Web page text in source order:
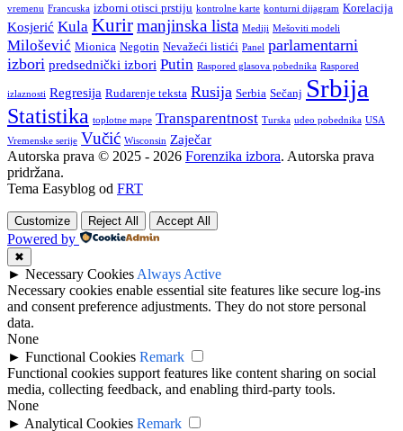
vremenu Francuska izborni otisci prstiju kontrolne karte konturni dijagram Korelacija
Kosjerić Kula Kurirmanjinska lista Mediji Mešoviti modeli
Milošević Mionica Negotin Nevažeći listići Panel parlamentarni
izbori predsednički izbori Putin Raspored glasova pobednika Raspored
izlaznosti Regresija Rudarenje teksta Rusija Serbia Sečanj Srbija
Statistika toplotne mape Transparentnost Turska udeo pobednika USA
Vremenske serije Vučić Wisconsin Zaječar
Autorska prava © 2025 - 2026 Forenzika izbora. Autorska prava
pridržana.
Tema Easyblog od FRT
Customize Reject All Accept All
Powered by
✖
► Necessary Cookies Always Active
Necessary cookies enable essential site features like secure log-ins
and consent preference adjustments. They do not store personal
data.
None
► Functional Cookies Remark
Functional cookies support features like content sharing on social
media, collecting feedback, and enabling third-party tools.
None
► Analytical Cookies Remark